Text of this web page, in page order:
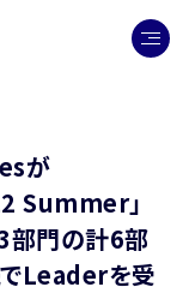
が
Summer」
部門の計6部
Leaderを受